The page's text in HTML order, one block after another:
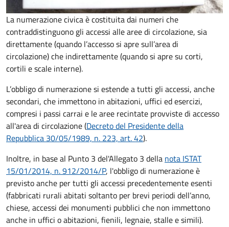
La numerazione civica è costituita dai numeri che
contraddistinguono gli accessi alle aree di circolazione, sia
direttamente (quando l’accesso si apre sull’area di
circolazione) che indirettamente (quando si apre su corti,
cortili e scale interne).
L’obbligo di numerazione si estende a tutti gli accessi, anche
secondari, che immettono in abitazioni, uffici ed esercizi,
compresi i passi carrai e le aree recintate provviste di accesso
all'area di circolazione (Decreto del Presidente della
Repubblica 30/05/1989, n. 223, art. 42).
Inoltre, in base al Punto 3 del'Allegato 3 della nota ISTAT
15/01/2014, n. 912/2014/P, l'obbligo di numerazione è
previsto anche per tutti gli accessi precedentemente esenti
(fabbricati rurali abitati soltanto per brevi periodi dell’anno,
chiese, accessi dei monumenti pubblici che non immettono
anche in uffici o abitazioni, fienili, legnaie, stalle e simili).